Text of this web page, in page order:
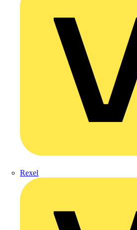
Rexel